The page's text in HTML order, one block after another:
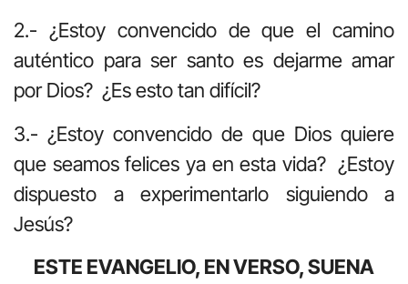
2.- ¿Estoy convencido de que el camino
auténtico para ser santo es dejarme amar
por Dios? ¿Es esto tan difícil?
3.- ¿Estoy convencido de que Dios quiere
que seamos felices ya en esta vida? ¿Estoy
dispuesto a experimentarlo siguiendo a
Jesús?
ESTE EVANGELIO, EN VERSO, SUENA